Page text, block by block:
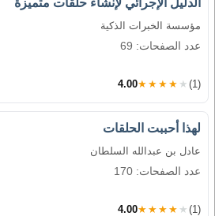
مؤسسة الخبرات الذكية
عدد الصفحات: 69
4.00★★★★★ (1)
لهذا أحببت الحلقات
عادل بن عبدالله السلطان
عدد الصفحات: 170
4.00★★★★★ (1)